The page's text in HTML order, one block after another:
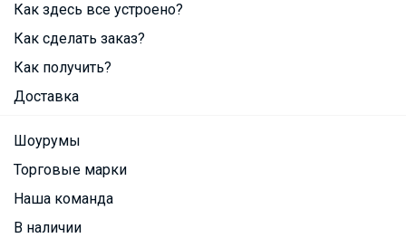
Как здесь все устроено?
Как сделать заказ?
Как получить?
Доставка
Шоурумы
Торговые марки
Наша команда
В наличии